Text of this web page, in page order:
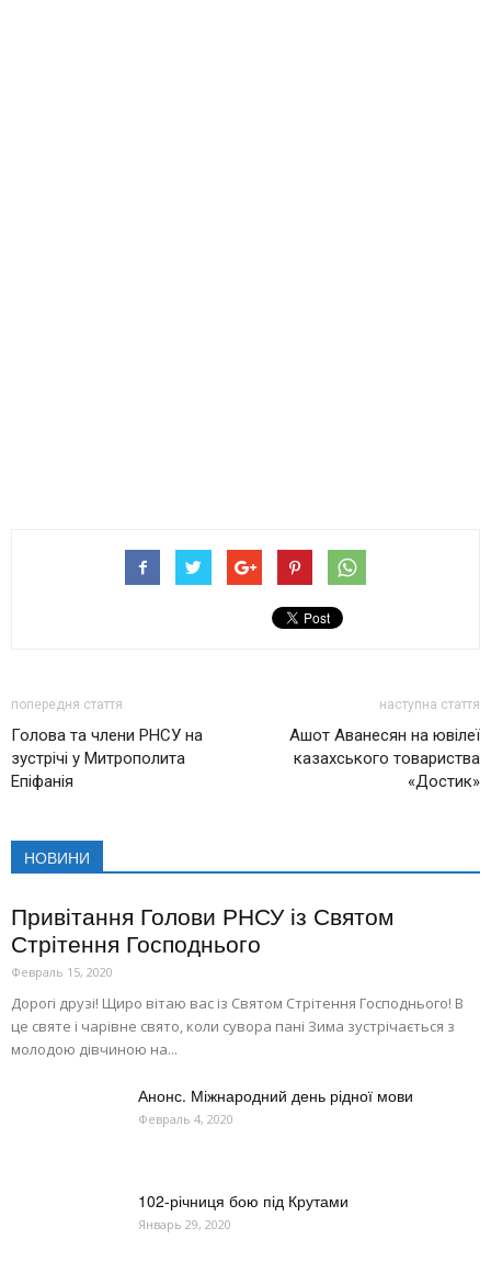
попередня стаття
Голова та члени РНСУ на
зустрічі у Митрополита
Епіфанія
наступна стаття
Ашот Аванесян на ювілеї
казахського товариства
«Достик»
НОВИНИ
Привітання Голови РНСУ із Святом
Стрітення Господнього
Февраль 15, 2020
Дорогі друзі! Щиро вітаю вас із Святом Стрітення Господнього! В
це святе і чарівне свято, коли сувора пані Зима зустрічається з
молодою дівчиною на...
Анонс. Міжнародний день рідної мови
Февраль 4, 2020
102-річниця бою під Крутами
Январь 29, 2020